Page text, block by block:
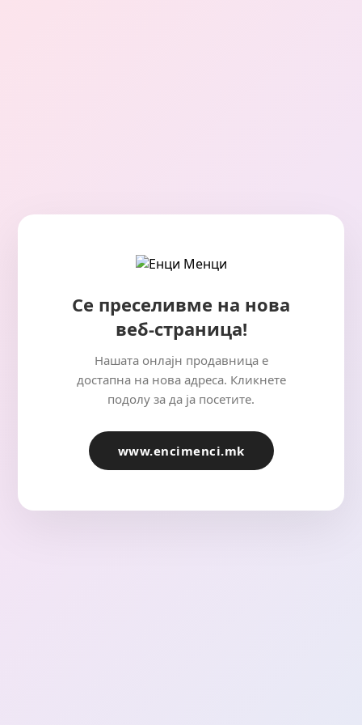
Се преселивме на нова
веб-страница!
Нашата онлајн продавница е
достапна на нова адреса. Кликнете
подолу за да ја посетите.
www.encimenci.mk